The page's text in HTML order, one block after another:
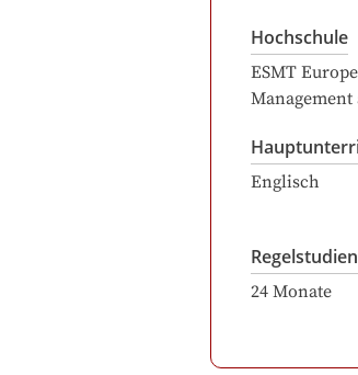
Hochschule
ESMT
Englisch
24 Monate